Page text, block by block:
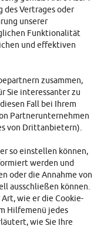
des Vertrages oder
unserer
Funktionalität
und effektiven
zusammen,
Sie interessanter zu
Fall bei Ihrem
Partnerunternehmen
von Drittanbietern).
so einstellen können,
werden und
oder die Annahme von
ausschließen können.
wie er die Cookie-
Hilfemenü jedes
wie Sie Ihre